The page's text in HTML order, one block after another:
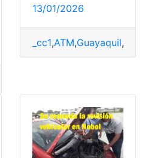
13/01/2026
_cc1,ATM,Guayaquil,